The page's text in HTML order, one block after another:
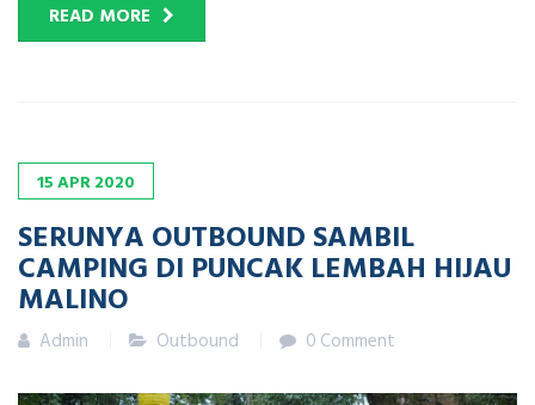
READ MORE
15APR2020
SERUNYA OUTBOUND SAMBIL
CAMPING DI PUNCAK LEMBAH HIJAU
MALINO
Admin Outbound 0 Comment